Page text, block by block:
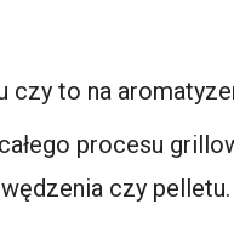
czy to na
procesu
czy pelletu.